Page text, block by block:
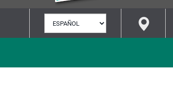
IDIOMA